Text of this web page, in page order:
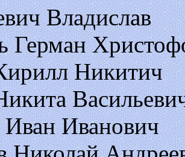
Владислав
Герман
Никитич
Иванович